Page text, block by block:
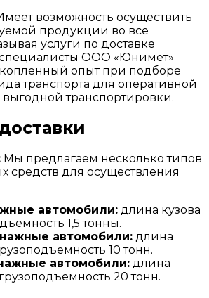
возможность осуществить
продукции во все
услуги по доставке
специалисты ООО «Юнимет»
опыт при подборе
транспорта для оперативной
транспортировки.
Мы предлагаем несколько типов
средств для осуществления
автомобили: длина кузова
1,5 тонны.
автомобили: длина
10 тонн.
автомобили: длина
20 тонн.